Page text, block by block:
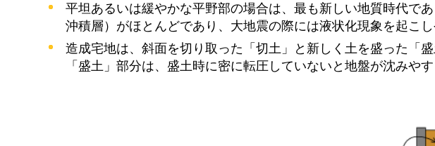
平坦あるいは緩やかな平野部の場合は、最も新しい地質時代で
沖積層）がほとんどであり、大地震の際には液状化現象を起こし
造成宅地は、斜面を切り取った「切土」と新しく土を盛った「
「盛土」部分は、盛土時に密に転圧していないと地盤が沈みやす